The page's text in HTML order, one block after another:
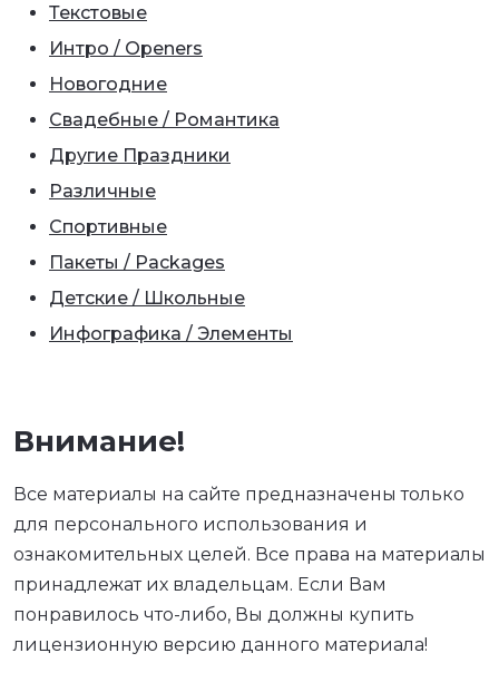
Текстовые
Интро / Openers
Новогодние
Свадебные / Романтика
Другие Праздники
Различные
Спортивные
Пакеты / Packages
Детские / Школьные
Инфографика / Элементы
Внимание!
Все материалы на сайте предназначены только
для персонального использования и
ознакомительных целей. Все права на материалы
принадлежат их владельцам. Если Вам
понравилось что-либо, Вы должны купить
лицензионную версию данного материала!